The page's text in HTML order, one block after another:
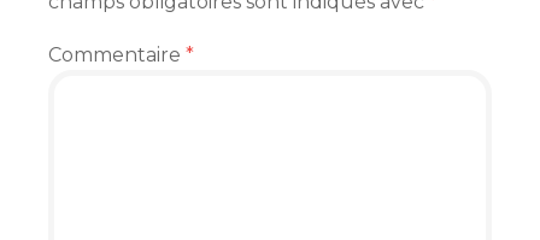
Commentaire *